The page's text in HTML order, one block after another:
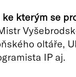
kterým se
oltáře,
IP aj.